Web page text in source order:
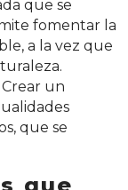
que se
fomentar la
a la vez que
Crear un
que se